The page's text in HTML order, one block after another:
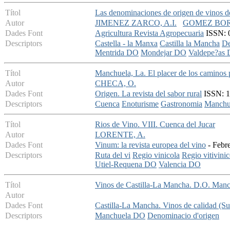
Títol
Las denominaciones de origen de vinos
Autor
JIMENEZ ZARCO, A.I.
GOMEZ
Dades Font
Agricultura Revista Agropecuaria ISSN:
Descriptors
Castella - la Manxa Castilla la Mancha
Mentrida DO Mondejar DO Valdepe?as
Títol
Manchuela, La. El placer de los caminos
Autor
CHECA, O.
Dades Font
Origen. La revista del sabor rural ISSN:
Descriptors
Cuenca Enoturisme Gastronomia
Títol
Rios de Vino. VIII. Cuenca del Jucar
Autor
LORENTE, A.
Dades Font
Vinum: la revista europea del vino -
Descriptors
Ruta del vi Regio vinicola Regio
Utiel-Requena DO Valencia DO
Títol
Vinos de Castilla-La Mancha. D.O.
Autor
Dades Font
Castilla-La Mancha. Vinos de calidad
Descriptors
Manchuela DO Denominacio d'origen